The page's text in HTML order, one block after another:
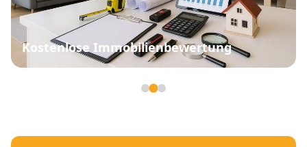
Kostenlose Immobilienbewertung